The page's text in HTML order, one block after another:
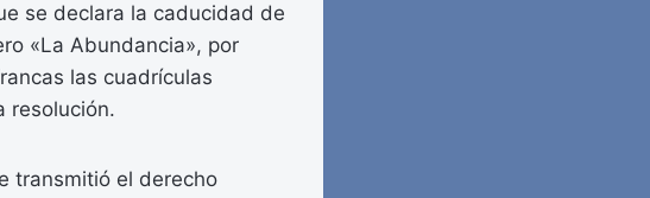
se declara la caducidad de
«La Abundancia», por
las cuadrículas
resolución.
transmitió el derecho